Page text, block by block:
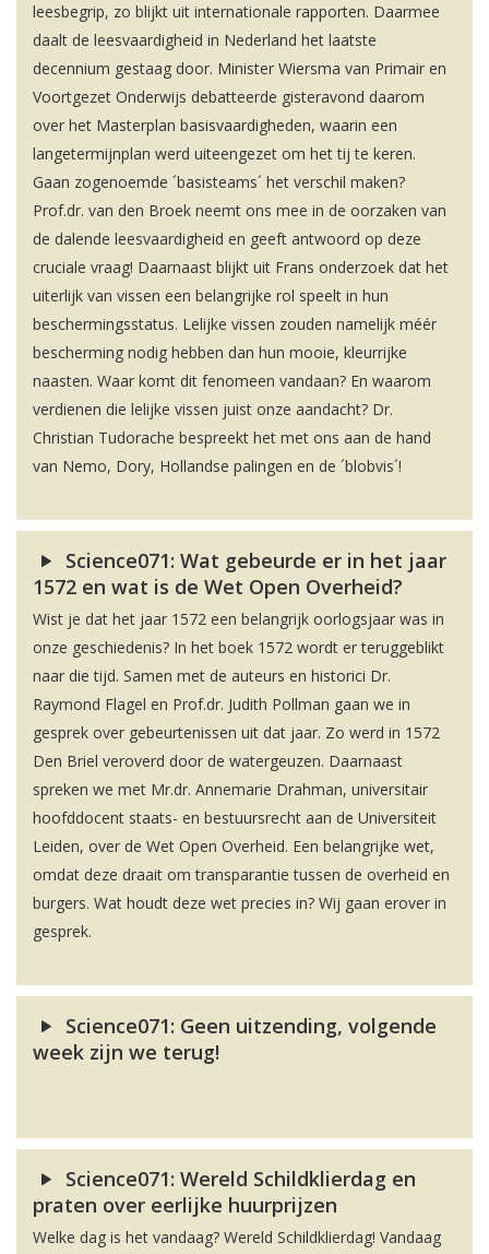
leesbegrip, zo blijkt uit internationale rapporten. Daarmee
daalt de leesvaardigheid in Nederland het laatste
decennium gestaag door. Minister Wiersma van Primair en
Voortgezet Onderwijs debatteerde gisteravond daarom
over het Masterplan basisvaardigheden, waarin een
langetermijnplan werd uiteengezet om het tij te keren.
Gaan zogenoemde ´basisteams´ het verschil maken?
Prof.dr. van den Broek neemt ons mee in de oorzaken van
de dalende leesvaardigheid en geeft antwoord op deze
cruciale vraag! Daarnaast blijkt uit Frans onderzoek dat het
uiterlijk van vissen een belangrijke rol speelt in hun
beschermingsstatus. Lelijke vissen zouden namelijk méér
bescherming nodig hebben dan hun mooie, kleurrijke
naasten. Waar komt dit fenomeen vandaan? En waarom
verdienen die lelijke vissen juist onze aandacht? Dr.
Christian Tudorache bespreekt het met ons aan de hand
van Nemo, Dory, Hollandse palingen en de ´blobvis´!
Science071: Wat gebeurde er in het jaar
1572 en wat is de Wet Open Overheid?
Wist je dat het jaar 1572 een belangrijk oorlogsjaar was in
onze geschiedenis? In het boek 1572 wordt er teruggeblikt
naar die tijd. Samen met de auteurs en historici Dr.
Raymond Flagel en Prof.dr. Judith Pollman gaan we in
gesprek over gebeurtenissen uit dat jaar. Zo werd in 1572
Den Briel veroverd door de watergeuzen. Daarnaast
spreken we met Mr.dr. Annemarie Drahman, universitair
hoofddocent staats- en bestuursrecht aan de Universiteit
Leiden, over de Wet Open Overheid. Een belangrijke wet,
omdat deze draait om transparantie tussen de overheid en
burgers. Wat houdt deze wet precies in? Wij gaan erover in
gesprek.
Science071: Geen uitzending, volgende
week zijn we terug!
Science071: Wereld Schildklierdag en
praten over eerlijke huurprijzen
Welke dag is het vandaag? Wereld Schildklierdag! Vandaag